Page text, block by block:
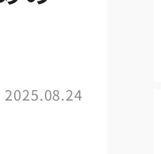
2025.08.24